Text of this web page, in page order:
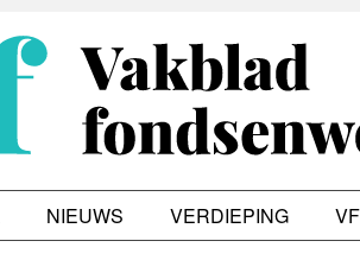
NIEUWS VERDIEPING